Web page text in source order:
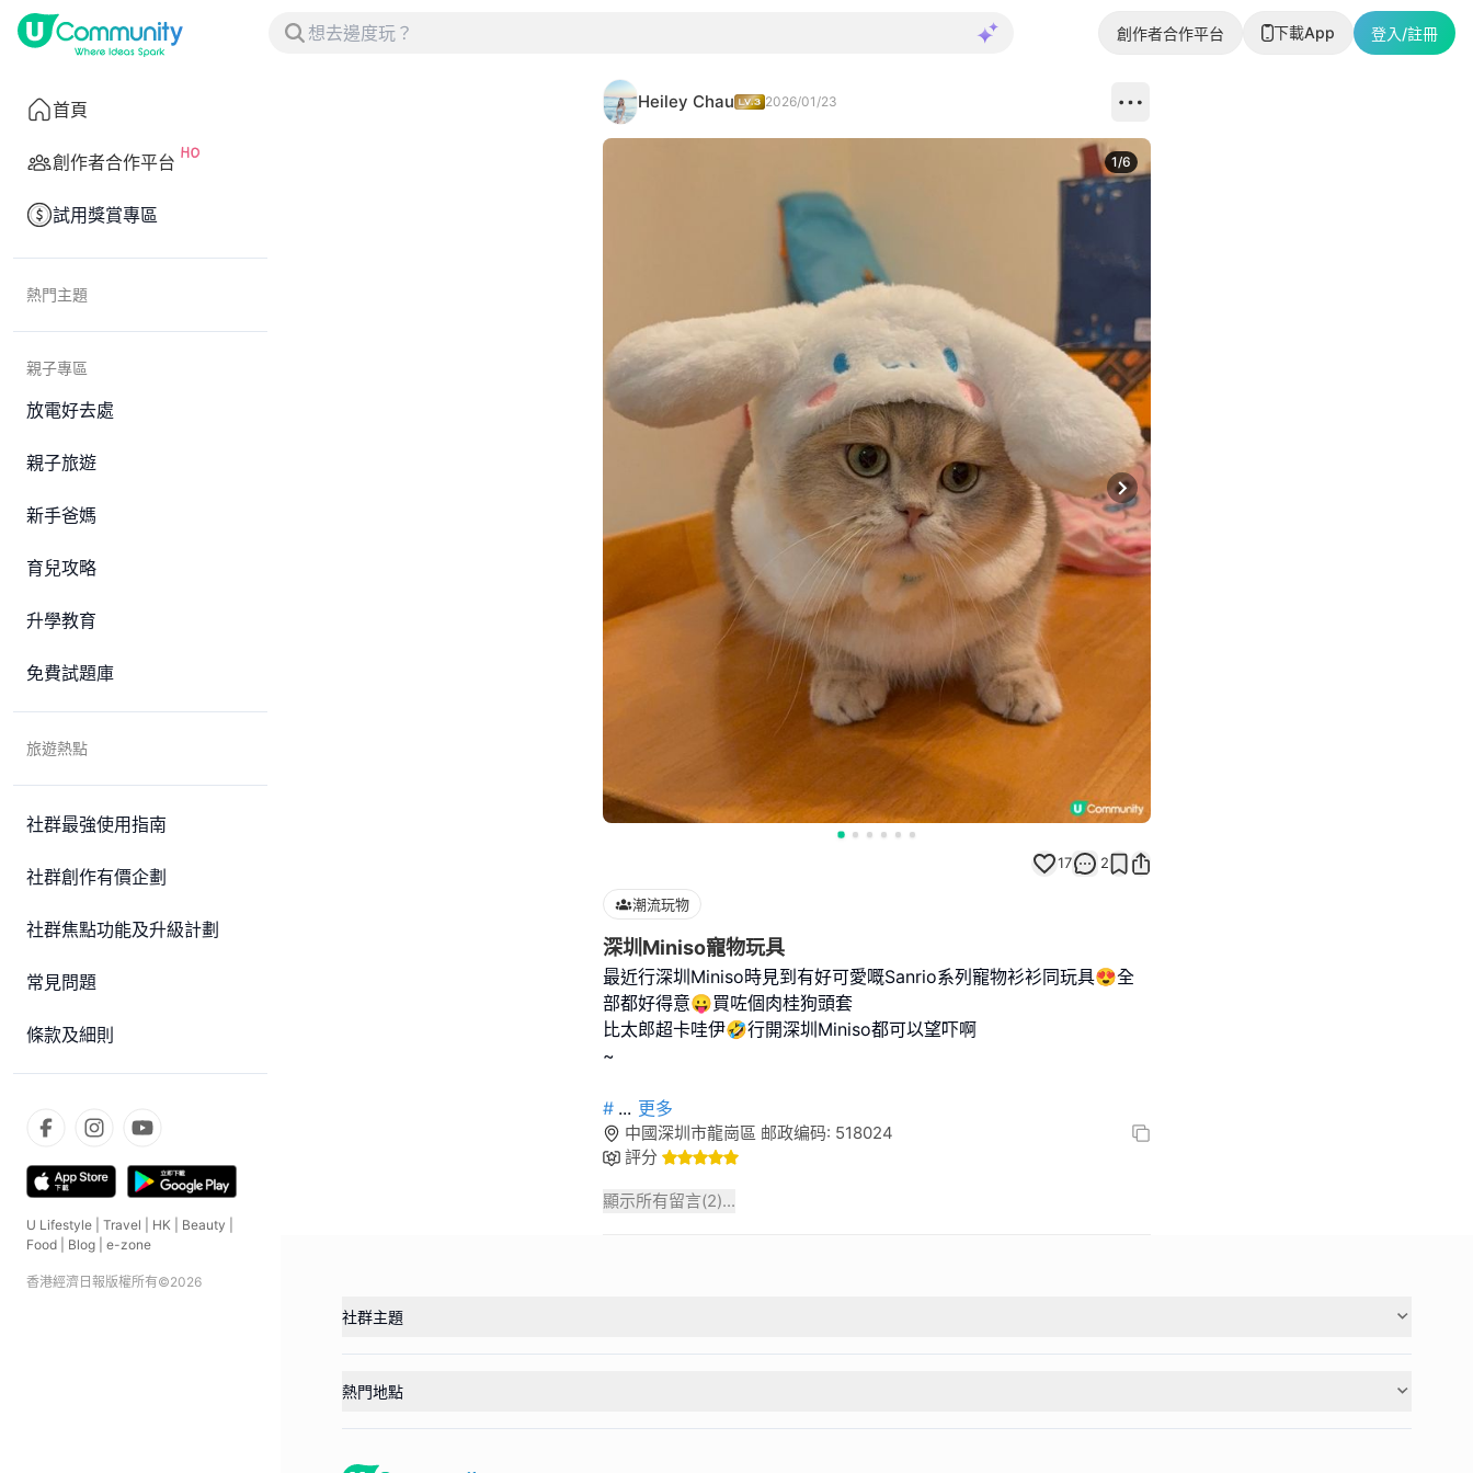
創作者合作平台 下載App 登入/註冊
首頁
創作者合作平台
試用獎賞專區
熱門主題
親子專區
放電好去處
親子旅遊
新手爸媽
育兒攻略
升學教育
免費試題庫
旅遊熱點
社群最強使用指南
社群創作有價企劃
社群焦點功能及升級計劃
常見問題
條款及細則
U Lifestyle Travel HK Beauty
Food
Blog e-zone
香港經濟日報版權所有©2026
Heiley Chau 2026/01/23
Next slide
1/6
17 2
潮流玩物
深圳Miniso寵物玩具
最近行深圳Miniso時見到有好可愛嘅Sanrio系列寵物衫衫同玩具😍全
部都好得意😛買咗個肉桂狗頭套
比太郎超卡哇伊🤣行開深圳Miniso都可以望吓啊
~
# ... 更多
中國深圳市龍崗區 邮政编码: 518024
評分
顯示所有留言(2)...
社群主題
熱門地點